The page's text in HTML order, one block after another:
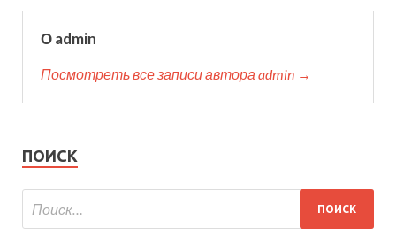
О admin
Посмотреть все записи автора admin →
ПОИСК